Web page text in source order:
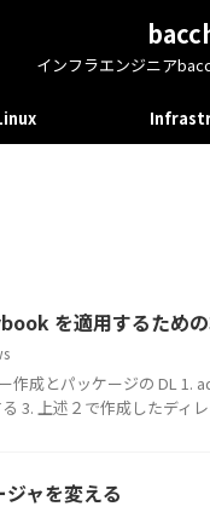
インフラエンジニア
を適用するため
作成とパッケージの DL 1.
3. 上述２で作成したディ
ャを変える